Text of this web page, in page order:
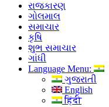
રાજકારણ
ગોલમાલ
સમાચાર
કૃષિ
શુભ સમાચાર
ગાંધી
Language Menu:
ગુજરાતી
English
हिंदी